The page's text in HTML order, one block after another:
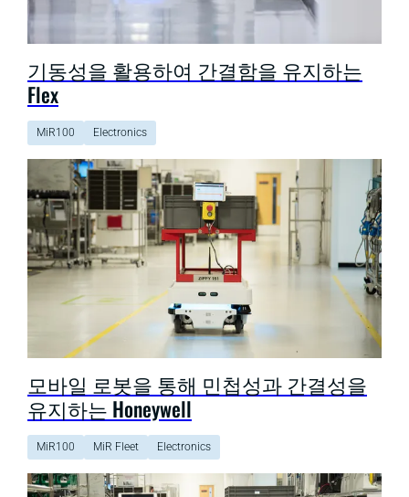
기동성을 활용하여 간결함을 유지하는
Flex
MiR100 Electronics
모바일 로봇을 통해 민첩성과 간결성을
유지하는 Honeywell
MiR100 MiR Fleet Electronics